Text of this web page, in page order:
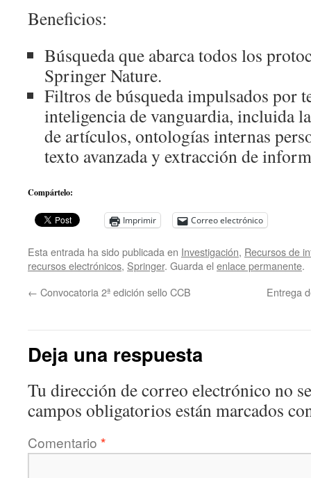
Beneficios:
Búsqueda que abarca todos los
Springer Nature.
Filtros de búsqueda impulsados por
inteligencia de vanguardia, incluida
de artículos, ontologías internas
texto avanzada y extracción de
Compártelo:
Imprimir Correo electrónico
Esta entrada ha sido publicada en Investigación, Recursos de
recursos electrónicos, Springer. Guarda el enlace permanente.
← Convocatoria 2ª edición sello CCB Entrega
Deja una respuesta
Tu dirección de correo electrónico no
campos obligatorios están marcados
Comentario *